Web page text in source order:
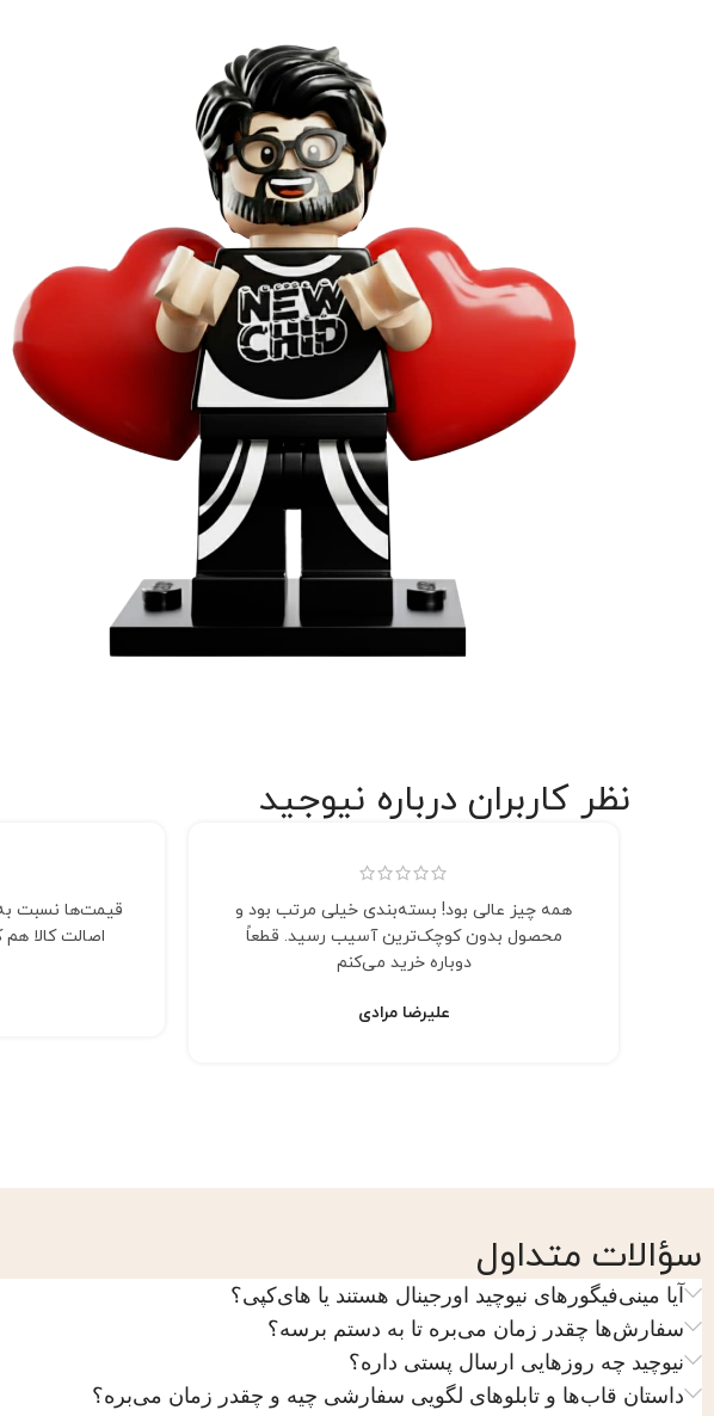
نظر کاربران درباره نیوجید
همه چیز عالی بود! بسته‌بندی خیلی مرتب بود و
محصول بدون کوچک‌ترین آسیب رسید. قطعاً
دوباره خرید می‌کنم
علیرضا مرادی
قیمت‌ها نسبت به
اصالت کالا
سؤالات متداول
آیا مینی‌فیگورهای نیوچید اورجینال هستند یا های‌کپی؟
سفارش‌ها چقدر زمان می‌بره تا به دستم برسه؟
نیوچید چه روزهایی ارسال پستی داره؟
داستان قاب‌ها و تابلوهای لگویی سفارشی چیه و چقدر زمان می‌بره؟